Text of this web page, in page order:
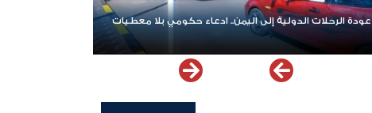
عودة الرحلات الدولية إلى اليمن.. ادعاء حكومي بلا معطيات